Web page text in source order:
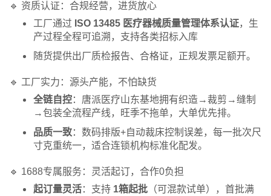
🔹 资质认证：合规经营，进货放心
工厂通过 ISO 13485 医疗器械质量管理体系认证，生
产过程全程可追溯，支持各类招标入库
随货提供出厂质检报告、合格证，正规发票足额开。
🔹 工厂实力：源头产能，不怕缺货
全链自控：唐派医疗山东基地拥有织造→裁剪→缝制
→包装全流程产线，旺季不拖单，大单优先排。
品质一致：数码排版+自动裁床控制误差，每一批次尺
寸克重统一，适合连锁机构标准化配发。
🔹 1688专属服务：灵活起订，合作0负担
起订量灵活：支持 1箱起批 （可混款试单），首批满